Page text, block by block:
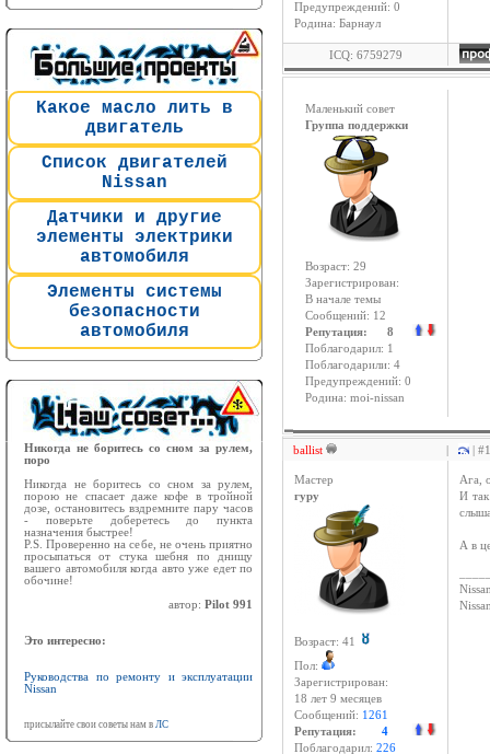
Какое масло лить в
двигатель
Список двигателей
Nissan
Датчики и другие
элементы электрики
автомобиля
Элементы системы
безопасности
автомобиля
Никогда не боритесь со сном за рулем,
поро
Никогда не боритесь со сном за рулем,
порою не спасает даже кофе в тройной
дозе, остановитесь вздремните пару часов
- поверьте доберетесь до пункта
назначения быстрее!
P.S. Проверенно на себе, не очень приятно
просыпаться от стука шебня по днищу
вашего автомобиля когда авто уже едет по
обочине!
автор: Pilot 991
Это интересно:
Руководства по ремонту и эксплуатации
Nissan
присылайте свои советы нам в ЛС
Предупреждений: 0
Родина: Барнаул
ICQ: 6759279
Маленький совет
Группа поддержки
Возраст: 29
Зарегистрирован:
В начале темы
Сообщений: 12
Репутация: 8
Поблагодарил: 1
Поблагодарили: 4
Предупреждений: 0
Родина: moi-nissan
ballist | |
Мастер
гуру
Возраст: 41
Пол:
Зарегистрирован:
18 лет 9 месяцев
Сообщений: 1261
Репутация: 4
Поблагодарил: 226
Ага,
И так
А в